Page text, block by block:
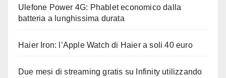
Ulefone Power 4G: Phablet economico dalla
batteria a lunghissima durata
Haier Iron: l’Apple Watch di Haier a soli 40 euro
Due mesi di streaming gratis su Infinity utilizzando